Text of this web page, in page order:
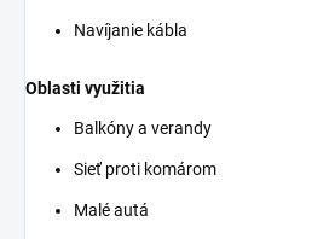
Navíjanie kábla
Oblasti využitia
Balkóny a verandy
Sieť proti komárom
Malé autá